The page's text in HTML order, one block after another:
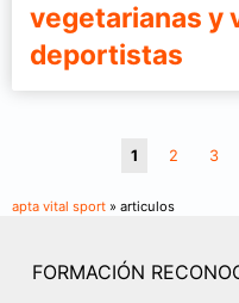
vegetarianas y
deportistas
1 2 3
apta vital sport » articulos
FORMACIÓN